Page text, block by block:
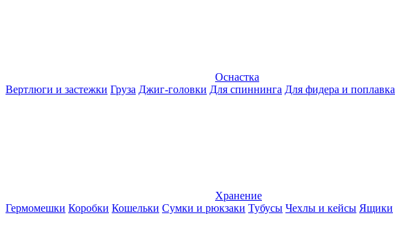
Оснастка
Вертлюги и застежки Груза Джиг-головки Для спиннинга Для фидера и поплавка
Хранение
Гермомешки Коробки Кошельки Сумки и рюкзаки Тубусы Чехлы и кейсы Ящики